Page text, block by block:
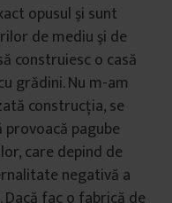
opusul şi sunt
de mediu şi de
construiesc o casă
grădini. Nu m-am
construcţia, se
pagube
care depind de
negativă a